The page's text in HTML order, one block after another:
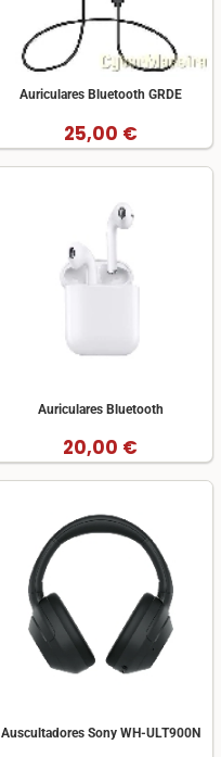
Auriculares Bluetooth GRDE
25,00 €
Auriculares Bluetooth
20,00 €
Auscultadores Sony WH-ULT900N